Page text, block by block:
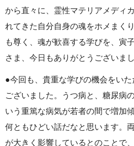
から直々に、霊性マテリアメディ
れてきた自分自身の魂をホメまく
も尊く、魂が歓喜する学びを、寅
さま、今日もありがとうございまし
●今回も、貴重な学びの機会をい
ございました。うつ病と、糖尿病
いう重篤な病気が若者の間で増加
何ともひどい話だなと思います。
が大きく影響しているとのことで